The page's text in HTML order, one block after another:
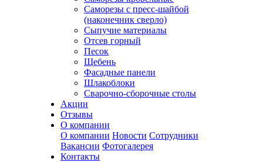
Саморезы с пресс-шайбой
(наконечник сверло)
Сыпучие материалы
Отсев горный
Песок
Щебень
Фасадные панели
Шлакоблоки
Сварочно-сборочные столы
Акции
Отзывы
О компании
О компании Новости Сотрудники
Вакансии Фотогалерея
Контакты